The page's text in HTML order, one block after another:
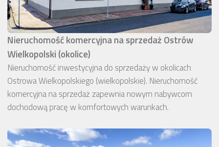
Nieruchomość komercyjna na sprzedaż Ostrów
Wielkopolski (okolice)
Nieruchomość inwestycyjna do sprzedaży w okolicach
Ostrowa Wielkopolskiego (wielkopolskie). Nieruchomość
komercyjna na sprzedaż zapewnia nowym nabywcom
dochodową pracę w komfortowych warunkach.